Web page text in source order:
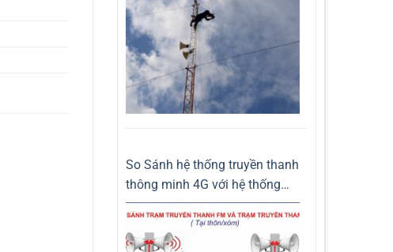
So Sánh hệ thống truyền thanh
thông minh 4G với hệ thống
truyền thanh không dây FM